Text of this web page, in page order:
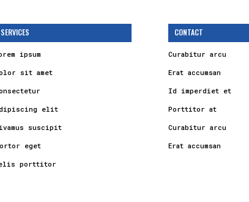
SERVICES
ipsum
sit amet
elit
suscipit
eget
porttitor
CONTACT
Curabitur arcu
Erat accumsan
Id imperdiet et
Porttitor at
Curabitur arcu
Erat accumsan